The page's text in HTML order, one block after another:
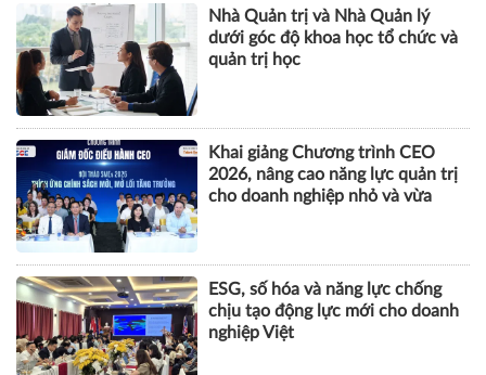
Nhà Quản trị và Nhà Quản lý
dưới góc độ khoa học tổ chức và
quản trị học
Khai giảng Chương trình CEO
2026, nâng cao năng lực quản trị
cho doanh nghiệp nhỏ và vừa
ESG, số hóa và năng lực chống
chịu tạo động lực mới cho doanh
nghiệp Việt